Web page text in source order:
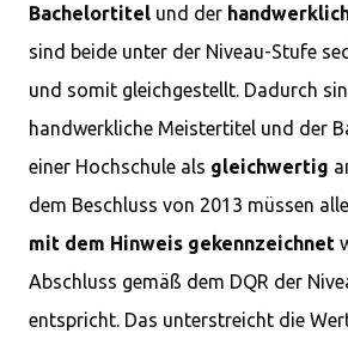
Bachelortitel und der
sind beide unter der Niveau-Stufe
und somit gleichgestellt. Dadurch
handwerkliche Meistertitel und der
einer Hochschule als gleichwertig
dem Beschluss von 2013 müssen alle
mit dem Hinweis gekennzeichnet
Abschluss gemäß dem DQR der
entspricht. Das unterstreicht die